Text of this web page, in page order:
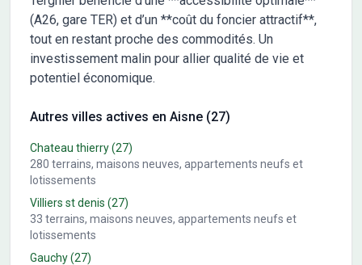
(A26, gare TER) et d’un **coût du foncier attractif**,
tout en restant proche des commodités. Un
investissement malin pour allier qualité de vie et
potentiel économique.
Autres villes actives en Aisne (27)
Chateau thierry(27)
280 terrains, maisons neuves, appartements neufs et
lotissements
Villiers st denis (27)
33 terrains, maisons neuves, appartements neufs et
lotissements
Gauchy(27)